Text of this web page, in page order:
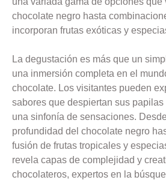
chocolate negro hasta
incorporan frutas exóticas y
La degustación es más que un
una inmersión completa en el
chocolate. Los visitantes pueden
sabores que despiertan sus
una sinfonía de sensaciones.
profundidad del chocolate negro
fusión de frutas tropicales y
revela capas de complejidad y
chocolateros, expertos en la